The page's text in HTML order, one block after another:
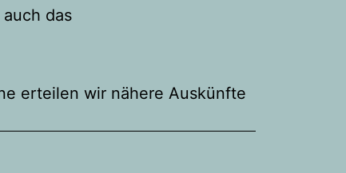
das
erteilen wir nähere Auskünfte